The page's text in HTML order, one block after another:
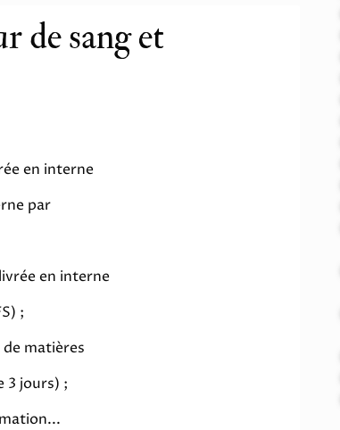
de sang et
en interne
par
en interne
;
matières
3 jours) ;